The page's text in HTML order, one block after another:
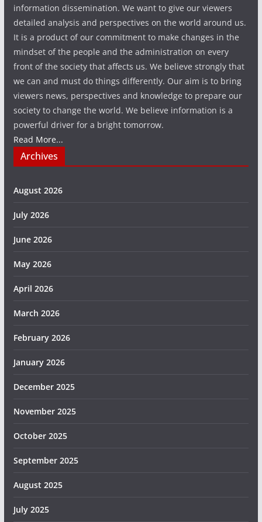
information dissemination. We want to give our viewers
detailed analysis and perspectives on the world around us.
It is a product of our commitment to make changes in the
mindset of the people and the administration on every
front of the society that affects us. We believe strongly that
we can and must do things differently. Our aim is to bring
viewers news, perspectives and knowledge to prepare our
society to change the world. We believe information is a
powerful driver for a bright tomorrow.
Read More...
Archives
August 2026
July 2026
June 2026
May 2026
April 2026
March 2026
February 2026
January 2026
December 2025
November 2025
October 2025
September 2025
August 2025
July 2025